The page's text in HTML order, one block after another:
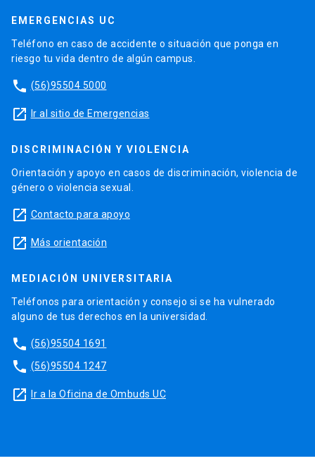
EMERGENCIAS UC
Teléfono en caso de accidente o situación que ponga en
riesgo tu vida dentro de algún campus.
phone (56)95504 5000
launch Ir al sitio de Emergencias
DISCRIMINACIÓN Y VIOLENCIA
Orientación y apoyo en casos de discriminación, violencia de
género o violencia sexual.
launch Contacto para apoyo
launch Más orientación
MEDIACIÓN UNIVERSITARIA
Teléfonos para orientación y consejo si se ha vulnerado
alguno de tus derechos en la universidad.
phone (56)95504 1691
phone (56)95504 1247
launch Ir a la Oficina de Ombuds UC